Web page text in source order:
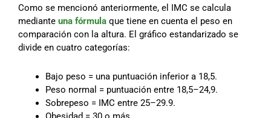
Como se mencionó anteriormente, el IMC se calcula
mediante una fórmula que tiene en cuenta el peso en
comparación con la altura. El gráfico estandarizado se
divide en cuatro categorías:
Bajo peso = una puntuación inferior a 18,5.
Peso normal = puntuación entre 18,5–24,9.
Sobrepeso = IMC entre 25–29.9.